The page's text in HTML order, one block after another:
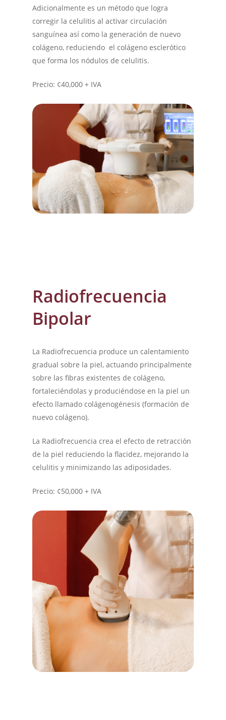
Adicionalmente es un método que logra
corregir la celulitis al activar circulación
sanguínea así como la generación de nuevo
colágeno, reduciendo el colágeno esclerótico
que forma los nódulos de celulitis.
Precio: ¢40,000 + IVA
Radiofrecuencia
Bipolar
La Radiofrecuencia produce un calentamiento
gradual sobre la piel, actuando principalmente
sobre las fibras existentes de colágeno,
fortaleciéndolas y produciéndose en la piel un
efecto llamado colágenogénesis (formación de
nuevo colágeno).
La Radiofrecuencia crea el efecto de retracción
de la piel reduciendo la flacidez, mejorando la
celulitis y minimizando las adiposidades.
Precio: ¢50,000 + IVA